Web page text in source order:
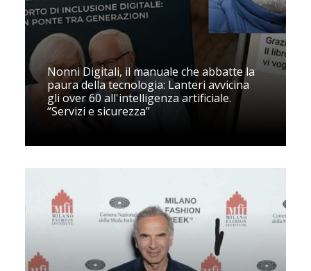
Nonni Digitali, il manuale che abbatte la
paura della tecnologia: Lanteri avvicina
gli over 60 all'intelligenza artificiale.
“Servizi e sicurezza”